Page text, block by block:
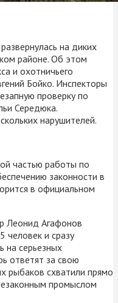
на диких
районе. Об этом
и охотничьего
Бойко. Инспекторы
проверку по
Середюка.
нарушителей.
частью работы по
законности в
в официальном
Леонид Агафонов
человек и сразу
на серьезных
ответят за свою
рыбаков схватили прямо
промыслом